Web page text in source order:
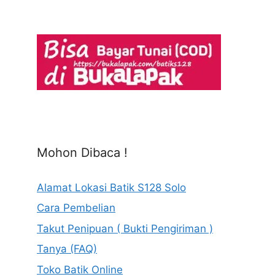
Mohon Dibaca !
Alamat Lokasi Batik S128 Solo
Cara Pembelian
Takut Penipuan ( Bukti Pengiriman )
Tanya (FAQ)
Toko Batik Online